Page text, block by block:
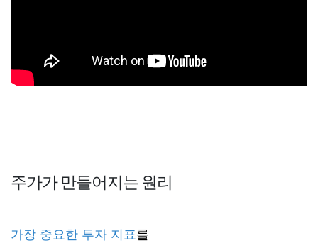
주가가 만들어지는 원리
가장 중요한 투자 지표를